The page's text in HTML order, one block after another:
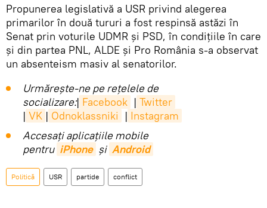
Propunerea legislativă a USR privind alegerea
primarilor în două tururi a fost respinsă astăzi în
Senat prin voturile UDMR şi PSD, în condițiile în care
și din partea PNL, ALDE și Pro România s-a observat
un absenteism masiv al senatorilor.
Urmărește-ne pe rețelele de
socializare:| Facebook | Twitter
| VK | Odnoklassniki | Instagram
Accesaţi aplicaţiile mobile
pentru iPhone și Android
Politică USR partide conflict